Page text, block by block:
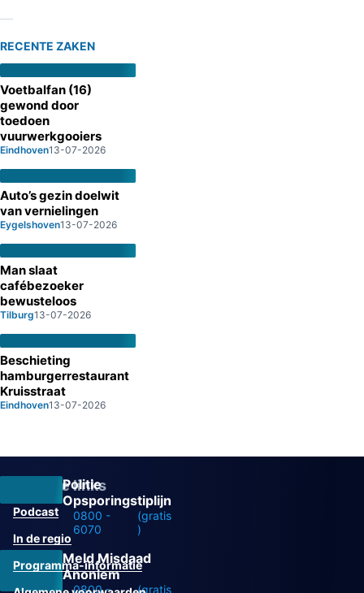
RECENTE ZAKEN
Voetbalfan (16)
gewond door
toedoen
vuurwerkgooiers
Eindhoven13-07-2026
Auto’s gezin doelwit
van vernielingen
Eygelshoven13-07-2026
Man slaat
cafébezoeker
bewusteloos
Tilburg13-07-2026
Beschieting
hamburgerrestaurant
Kruisstraat
Eindhoven13-07-2026
Politie
Opsporingstiplijn
0800 -
6070
(gratis
)
Meld Misdaad
Anoniem
0800 - (gratis
Overige links
Podcast
In de regio
Programma-informatie